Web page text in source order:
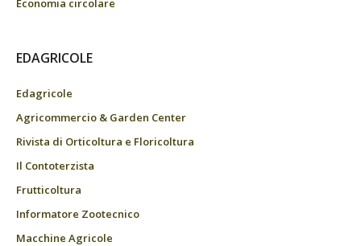
Economia circolare
EDAGRICOLE
Edagricole
Agricommercio & Garden Center
Rivista di Orticoltura e Floricoltura
Il Contoterzista
Frutticoltura
Informatore Zootecnico
Macchine Agricole